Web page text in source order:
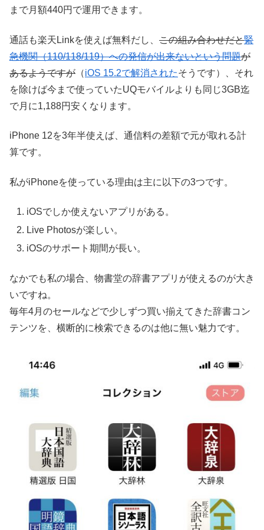
まで月額440円で運用できます。
通話も楽天Linkを使えば無料だし、 この組み合わせだと緊
急機関（110/118/119）への発信が出来ないという問題が
あるようですが （iOS 15.2で解消されたそうです）、それ
を除けば今まで使っていたUQモバイルよりも同じ3GB迄
で月に1,188円安くなります。
iPhone 12を3年半使えば、通信料の差額で元が取れる計
算です。
私がiPhoneを使っている理由は主に以下の3つです。
iOSでしか使えないアプリがある。
Live Photosが楽しい。
iOSのサポート期間が長い。
なかでも私の場合、物書堂の辞書アプリが使えるのが大き
いですね。
毎年4月のセールなどで少しずつ買い揃えてきた辞書コン
テンツを、横断的に検索できるのは他に無い魅力です。